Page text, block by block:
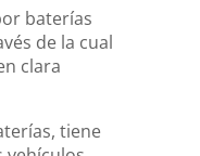
baterías
de la cual
clara
tiene